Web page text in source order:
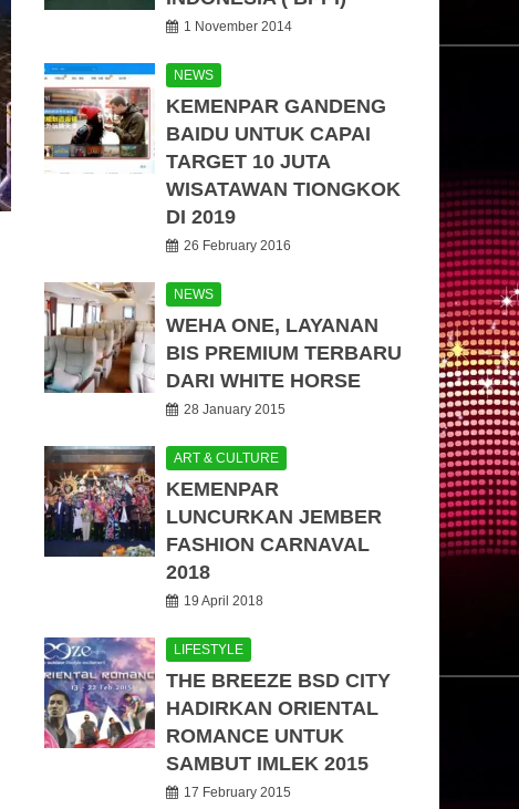
1 November 2014
NEWS
KEMENPAR GANDENG
BAIDU UNTUK CAPAI
TARGET 10 JUTA
WISATAWAN TIONGKOK
DI 2019
26 February 2016
NEWS
WEHA ONE, LAYANAN
BIS PREMIUM TERBARU
DARI WHITE HORSE
28 January 2015
ART & CULTURE
KEMENPAR
LUNCURKAN JEMBER
FASHION CARNAVAL
2018
19 April 2018
LIFESTYLE
THE BREEZE BSD CITY
HADIRKAN ORIENTAL
ROMANCE UNTUK
SAMBUT IMLEK 2015
17 February 2015